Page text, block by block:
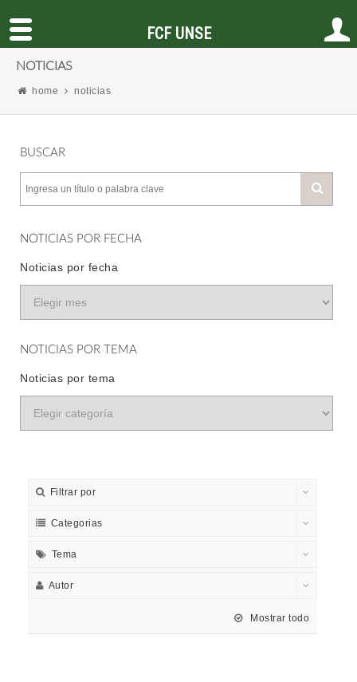
NOTICIAS
home noticias
BUSCAR
NOTICIAS POR FECHA
Noticias por fecha
NOTICIAS POR TEMA
Noticias por tema
Filtrar por
Categorias
Tema
Autor
Mostrar todo
FCF UNSE